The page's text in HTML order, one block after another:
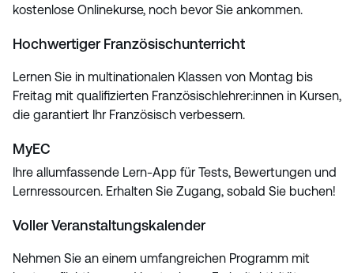
kostenlose Onlinekurse, noch bevor Sie ankommen.
Hochwertiger Französischunterricht
Lernen Sie in multinationalen Klassen von Montag bis
Freitag mit qualifizierten Französischlehrer:innen in Kursen,
die garantiert Ihr Französisch verbessern.
MyEC
Ihre allumfassende Lern-App für Tests, Bewertungen und
Lernressourcen. Erhalten Sie Zugang, sobald Sie buchen!
Voller Veranstaltungskalender
Nehmen Sie an einem umfangreichen Programm mit